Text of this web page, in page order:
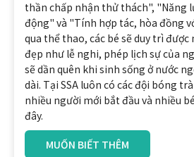
thần chấp nhận thử thách", "Năng
động" và "Tính hợp tác, hòa đồng
qua thể thao, các bé sẽ duy trì
đẹp như lễ nghi, phép lịch sự của
sẽ dần quên khi sinh sống ở nước
dài. Tại SSA luôn có các đội bóng
nhiều người mới bắt đầu và nhiều
đây.
MUỐN BIẾT THÊM